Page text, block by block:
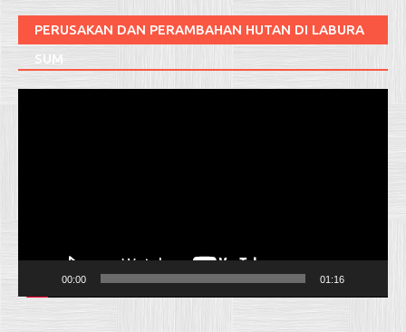
PERUSAKAN DAN PERAMBAHAN HUTAN DI LABURA
SUM
00:00 01:16